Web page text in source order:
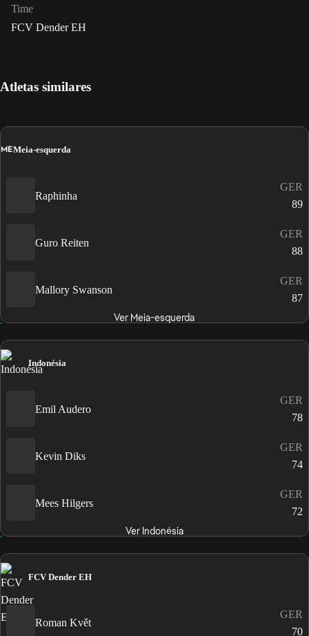
Time
FCV Dender EH
Atletas similares
MEMeia-esquerda
Raphinha
GER
89
Guro Reiten
GER
88
Mallory Swanson
GER
87
Ver Meia-esquerda
Indonésia
Emil Audero
GER
78
Kevin Diks
GER
74
Mees Hilgers
GER
72
Ver Indonésia
FCV Dender EH
Roman Květ
GER
70